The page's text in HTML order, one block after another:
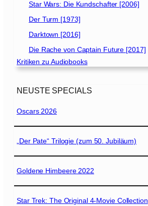
Star Wars: Die Kundschafter [2006]
Der Turm [1973]
Darktown [2016]
Die Rache von Captain Future [2017]
Kritiken zu Audiobooks
NEUSTE SPECIALS
Oscars 2026
„Der Pate“ Trilogie (zum 50. Jubiläum)
Goldene Himbeere 2022
Star Trek: The Original 4-Movie Collection